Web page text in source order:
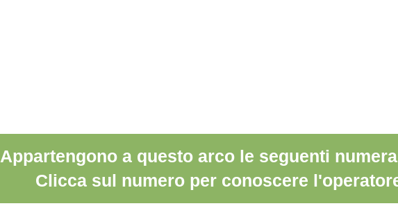
Appartengono a questo arco le seguenti
Clicca sul numero per conoscere